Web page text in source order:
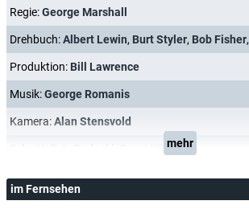
Regie:George Marshall
Drehbuch:Albert Lewin, Burt Styler, Bob Fisher,
Produktion: Bill Lawrence
Musik:George Romanis
Kamera:Alan Stensvold
Grant Whytock
mehr
im Fernsehen